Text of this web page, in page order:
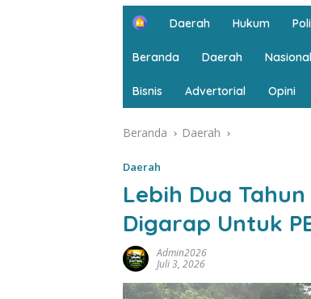
H
e
Daerah Hukum
Beranda Daerah Nasional
Bisnis Advertorial Opini
Beranda Daerah
Daerah
Lebih Dua
Digarap Untuk
Admin2026
Juli 3, 2026